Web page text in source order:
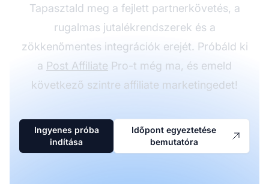
Tapasztald meg a fejlett partnerkövetés, a
rugalmas jutalékrendszerek és a
zökkenőmentes integrációk erejét. Próbáld ki
a Post Affiliate Pro-t még ma, és emeld
következő szintre affiliate marketingedet!
Ingyenes próba
indítása
Időpont egyeztetése
bemutatóra